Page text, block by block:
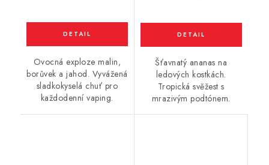
Ovocná exploze malin,
borůvek a jahod. Vyvážená
sladkokyselá chuť pro
každodenní vaping.
Šťavnatý ananas na
ledových kostkách.
Tropická svěžest s
mrazivým podtónem.